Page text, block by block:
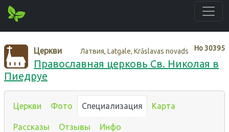
Нo30395
Церкви Латвия, Latgale, Krāslavas novads
Православная церковь Св. Николая в
Пиедруе
Церкви Фото Специализация Карта
Рассказы Отзывы Инфо